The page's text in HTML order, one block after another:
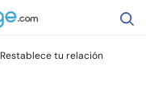
Restablece tu relación